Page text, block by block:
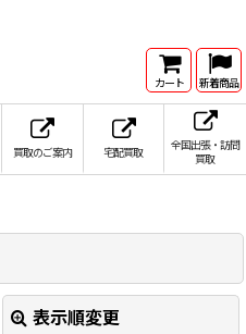
カート 新着商品
買取のご案内 宅配買取
全国出張・訪問
買取
表示順変更